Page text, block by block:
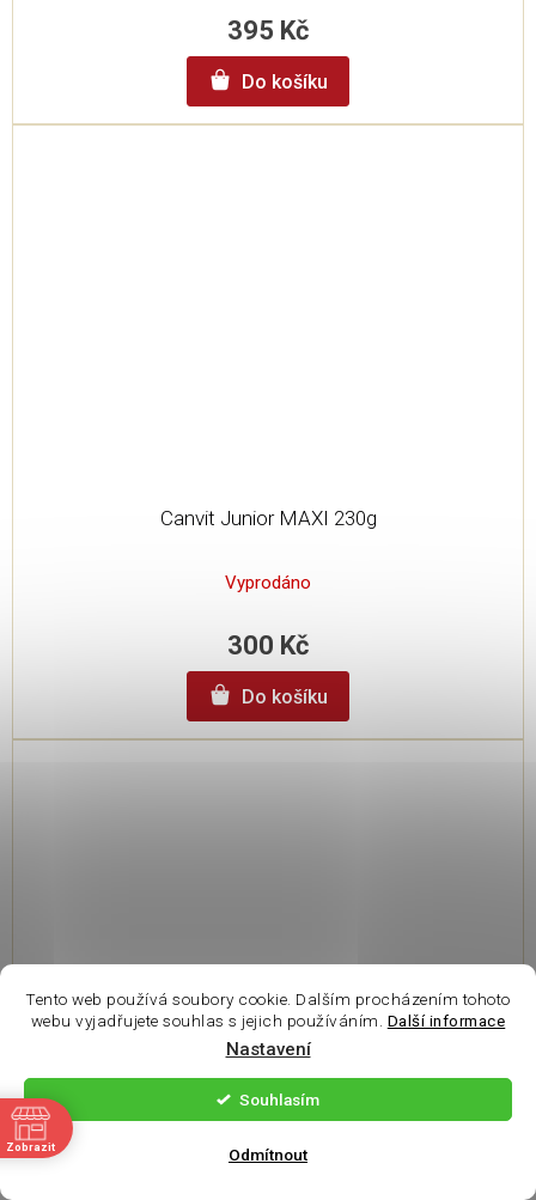
Tento web používá soubory cookie. Dalším procházením tohoto
webu vyjadřujete souhlas s jejich používáním. Další informace
Nastavení
Odmítnout
Souhlasím
Vážení zákazníci. Ve
čtvrtek 6.8 je na
prodejně otevřeno
pouze do 14:00. Děkuji
za pochopení.
395 Kč
Do košíku
Canvit Junior MAXI 230g
Vyprodáno
300 Kč
Do košíku
Zobrazit